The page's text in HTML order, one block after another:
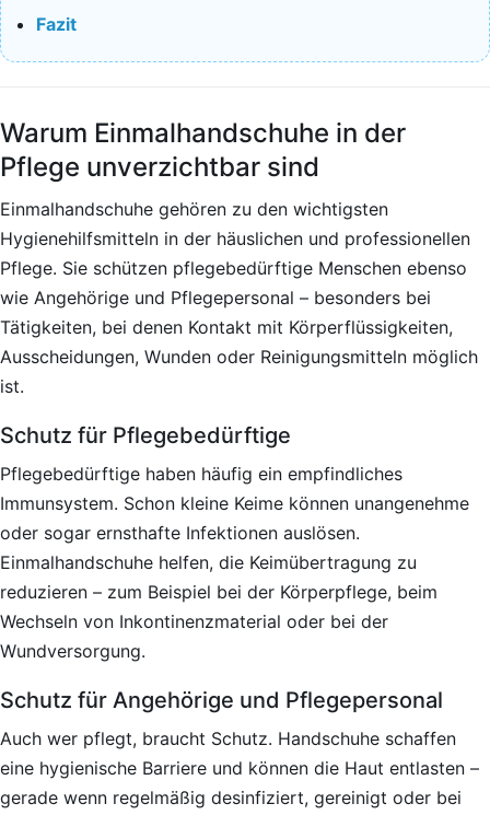
Fazit
Warum Einmalhandschuhe in der
Pflege unverzichtbar sind
Einmalhandschuhe gehören zu den wichtigsten
Hygienehilfsmitteln in der häuslichen und professionellen
Pflege. Sie schützen pflegebedürftige Menschen ebenso
wie Angehörige und Pflegepersonal – besonders bei
Tätigkeiten, bei denen Kontakt mit Körperflüssigkeiten,
Ausscheidungen, Wunden oder Reinigungsmitteln möglich
ist.
Schutz für Pflegebedürftige
Pflegebedürftige haben häufig ein empfindliches
Immunsystem. Schon kleine Keime können unangenehme
oder sogar ernsthafte Infektionen auslösen.
Einmalhandschuhe helfen, die Keimübertragung zu
reduzieren – zum Beispiel bei der Körperpflege, beim
Wechseln von Inkontinenzmaterial oder bei der
Wundversorgung.
Schutz für Angehörige und Pflegepersonal
Auch wer pflegt, braucht Schutz. Handschuhe schaffen
eine hygienische Barriere und können die Haut entlasten –
gerade wenn regelmäßig desinfiziert, gereinigt oder bei